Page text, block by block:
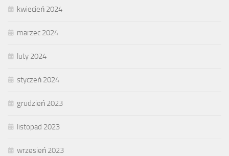
kwiecień 2024
marzec 2024
luty 2024
styczeń 2024
grudzień 2023
listopad 2023
wrzesień 2023